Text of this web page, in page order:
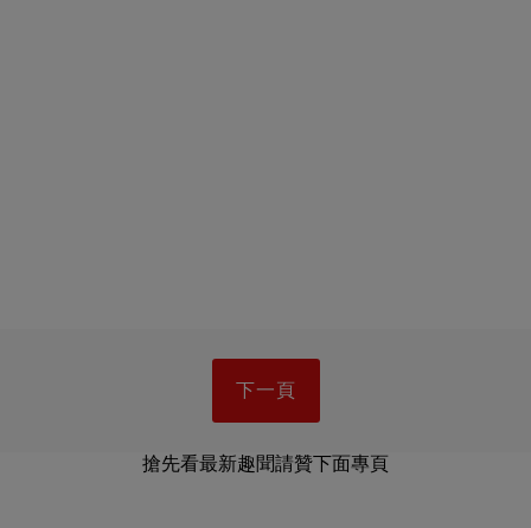
下一頁
搶先看最新趣聞請贊下面專頁